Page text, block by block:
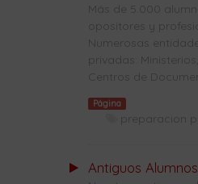
Más de 5.000
opositores y
Numerosas
privadas:
Centros de
Página
preparacion
Antiguos Alumnos